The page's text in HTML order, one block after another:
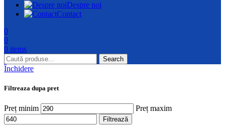
Despre noi
Contact
0
0
0 items
Search
Închidere
Filtreaza dupa pret
Preț minim Preț maxim
Filtrează